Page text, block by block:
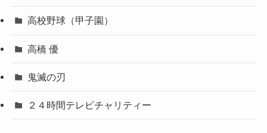
高校野球（甲子園）
高橋 優
鬼滅の刃
２４時間テレビチャリティー